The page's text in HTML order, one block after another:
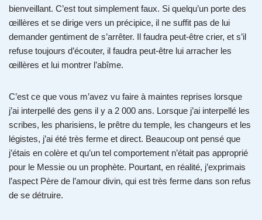
bienveillant. C’est tout simplement faux. Si quelqu’un porte des
œillères et se dirige vers un précipice, il ne suffit pas de lui
demander gentiment de s’arrêter. Il faudra peut-être crier, et s’il
refuse toujours d’écouter, il faudra peut-être lui arracher les
œillères et lui montrer l’abîme.
C’est ce que vous m’avez vu faire à maintes reprises lorsque
j’ai interpellé des gens il y a 2 000 ans. Lorsque j’ai interpellé les
scribes, les pharisiens, le prêtre du temple, les changeurs et les
légistes, j’ai été très ferme et direct. Beaucoup ont pensé que
j’étais en colère et qu’un tel comportement n’était pas approprié
pour le Messie ou un prophète. Pourtant, en réalité, j’exprimais
l’aspect Père de l’amour divin, qui est très ferme dans son refus
de se détruire.